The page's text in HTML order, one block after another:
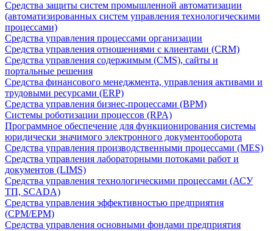
Средства защиты систем промышленной автоматизации
(автоматизированных систем управления технологическими
процессами)
Средства управления процессами организации
Средства управления отношениями с клиентами (CRM)
Средства управления содержимым (CMS), сайты и
портальные решения
Средства финансового менеджмента, управления активами и
трудовыми ресурсами (ERP)
Средства управления бизнес-процессами (BPM)
Системы роботизации процессов (RPA)
Программное обеспечение для функционирования системы
юридически значимого электронного документооборота
Средства управления производственными процессами (MES)
Средства управления лабораторными потоками работ и
документов (LIMS)
Средства управления технологическими процессами (АСУ
ТП, SCADA)
Средства управления эффективностью предприятия
(CPM/EPM)
Средства управления основными фондами предприятия